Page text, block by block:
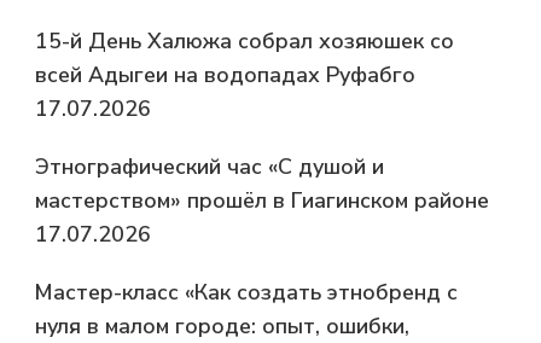
15-й День Халюжа собрал хозяюшек со
всей Адыгеи на водопадах Руфабго
17.07.2026
Этнографический час «С душой и
мастерством» прошёл в Гиагинском районе
17.07.2026
Мастер-класс «Как создать этнобренд с
нуля в малом городе: опыт, ошибки,